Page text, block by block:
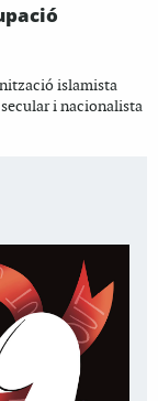
islamista
i nacionalista